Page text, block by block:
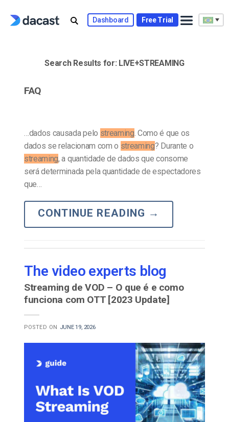
Dashboard Free Trial
Search Results for: LIVE+STREAMING
FAQ
…dados causada pelo streaming . Como é que os
dados se relacionam com o streaming? Durante o
streaming, a quantidade de dados que consome
será determinada pela quantidade de espectadores
que…
CONTINUE READING →
The video experts blog
Streaming de VOD – O que é e como
funciona com OTT [2023 Update]
POSTED ON JUNE 19, 2026